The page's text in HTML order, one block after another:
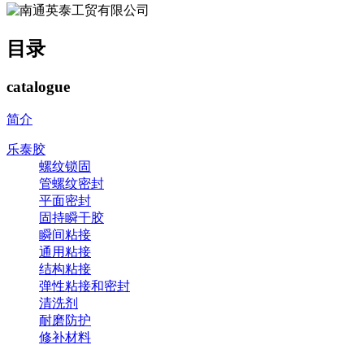
目录
catalogue
简介
乐泰胶
螺纹锁固
管螺纹密封
平面密封
固持瞬干胶
瞬间粘接
通用粘接
结构粘接
弹性粘接和密封
清洗剂
耐磨防护
修补材料